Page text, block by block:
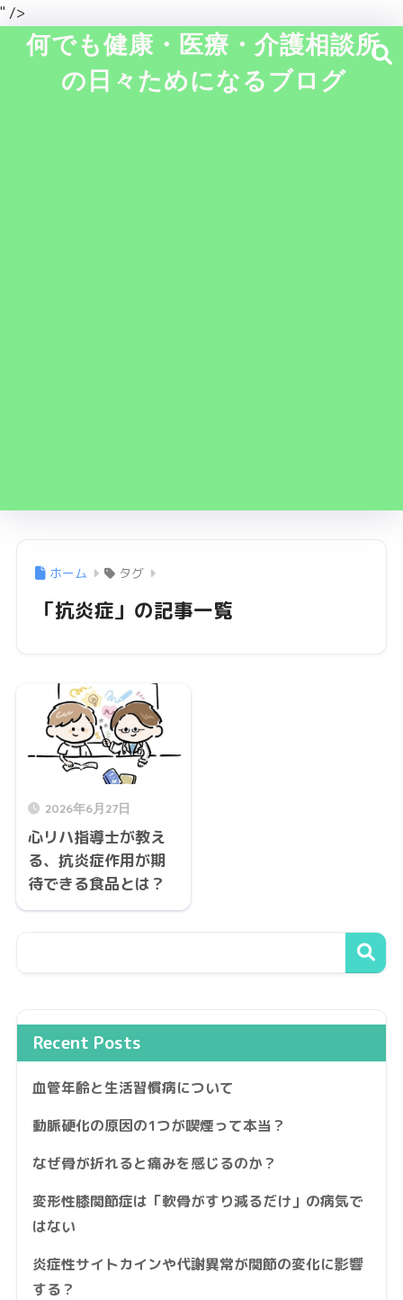
" />
何でも健康・医療・介護相談所
の日々ためになるブログ
ホーム タグ
「抗炎症」の記事一覧
2026年6月27日
心リハ指導士が教え
る、抗炎症作用が期
待できる食品とは？
Recent Posts
血管年齢と生活習慣病について
動脈硬化の原因の1つが喫煙って本当？
なぜ骨が折れると痛みを感じるのか？
変形性膝関節症は「軟骨がすり減るだけ」の病気で
はない
炎症性サイトカインや代謝異常が関節の変化に影響
する？